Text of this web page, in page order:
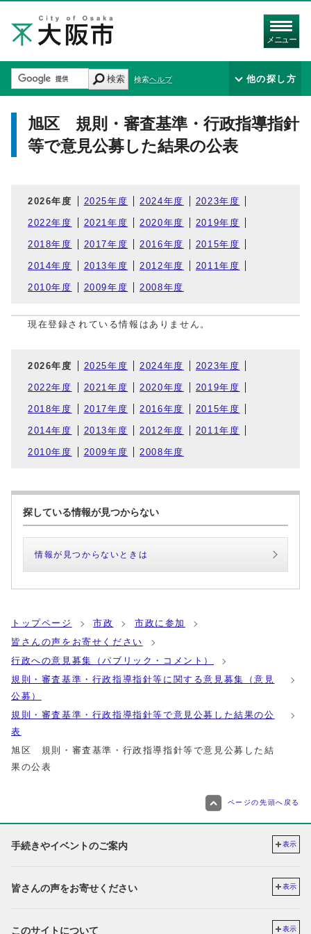
メニュー
検索 検索ヘルプ 他の探し方
旭区 規則・審査基準・行政指導指針
等で意見公募した結果の公表
2026年度 2025年度 2024年度 2023年度
2022年度 2021年度 2020年度 2019年度
2018年度 2017年度 2016年度 2015年度
2014年度 2013年度 2012年度 2011年度
2010年度 2009年度 2008年度
現在登録されている情報はありません。
2026年度 2025年度 2024年度 2023年度
2022年度 2021年度 2020年度 2019年度
2018年度 2017年度 2016年度 2015年度
2014年度 2013年度 2012年度 2011年度
2010年度 2009年度 2008年度
探している情報が見つからない
情報が見つからないときは
トップページ 市政
市政に参加
皆さんの声をお寄せください
行政への意見募集（パブリック・コメント）
規則・審査基準・行政指導指針等に関する意見募集（意見
公募）
規則・審査基準・行政指導指針等で意見公募した結果の公
表
旭区 規則・審査基準・行政指導指針等で意見公募した結
果の公表
ページの先頭へ戻る
手続きやイベントのご案内 表示
皆さんの声をお寄せください 表示
このサイトについて 表示